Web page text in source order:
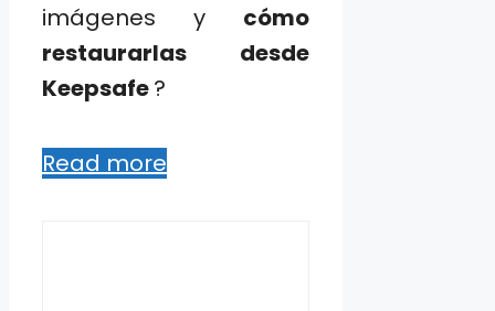
imágenes y cómo
restaurarlas desde
Keepsafe?
Read more